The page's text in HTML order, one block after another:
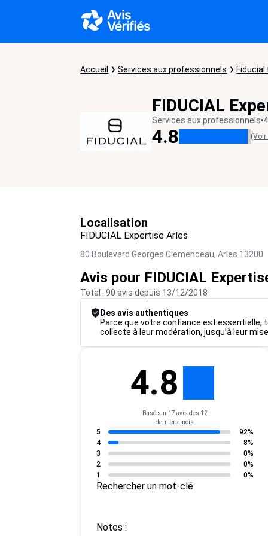
Accueil Services aux professionnels
FIDUCIAL
Services aux professionnels
4.8 (Voir
Localisation
FIDUCIAL Expertise Arles
80 Boulevard Georges Clemenceau, Arles 13200
Avis pour FIDUCIAL
Total : 90 avis depuis 13/12/2018
Des avis authentiques
Parce que votre confiance est essentielle,
collecte à leur modération, jusqu’à leur
4.8
Basé sur 17 avis des 12
derniers mois
5
92%
4
8%
3
0%
2
0%
1
0%
Rechercher un mot-clé
Notes :